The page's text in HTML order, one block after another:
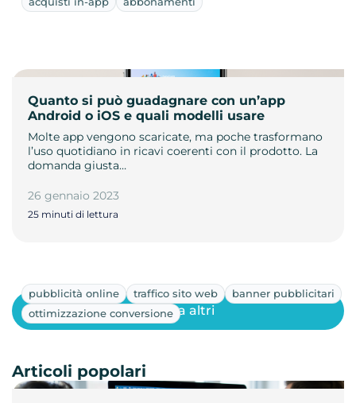
Quanto si può guadagnare con un’app
Android o iOS e quali modelli usare
Molte app vengono scaricate, ma poche trasformano
l’uso quotidiano in ricavi coerenti con il prodotto. La
domanda giusta…
26 gennaio 2023
25 minuti di lettura
pubblicità online traffico sito web
banner pubblicitari
ottimizzazione conversioneMostra altri
Articoli popolari